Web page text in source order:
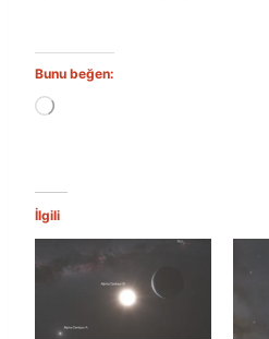
Bunu beğen:
Y
n
İlgili